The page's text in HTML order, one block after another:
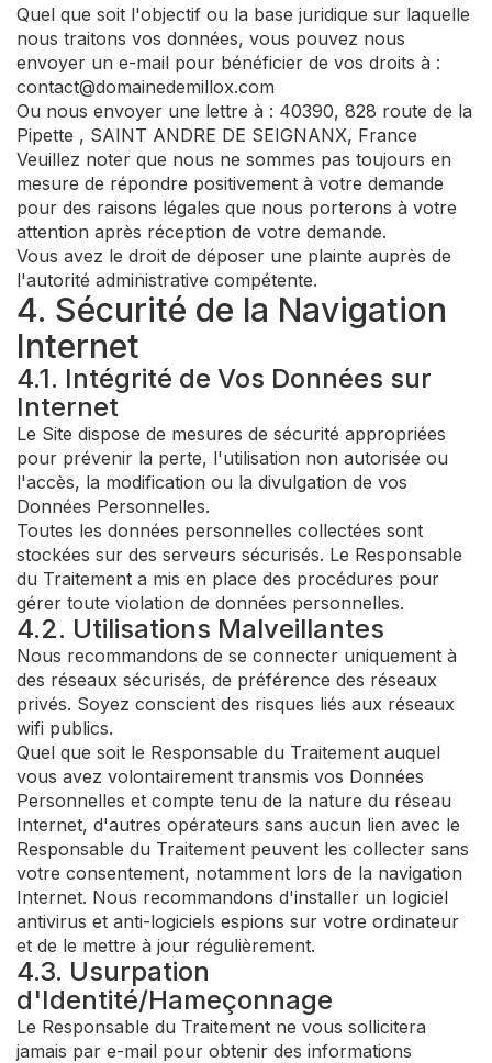
Quel que soit l'objectif ou la base juridique sur laquelle
nous traitons vos données, vous pouvez nous
envoyer un e-mail pour bénéficier de vos droits à :
contact@domainedemillox.com
Ou nous envoyer une lettre à : 40390, 828 route de la
Pipette , SAINT ANDRE DE SEIGNANX, France
Veuillez noter que nous ne sommes pas toujours en
mesure de répondre positivement à votre demande
pour des raisons légales que nous porterons à votre
attention après réception de votre demande.
Vous avez le droit de déposer une plainte auprès de
l'autorité administrative compétente.
4. Sécurité de la Navigation
Internet
4.1. Intégrité de Vos Données sur
Internet
Le Site dispose de mesures de sécurité appropriées
pour prévenir la perte, l'utilisation non autorisée ou
l'accès, la modification ou la divulgation de vos
Données Personnelles.
Toutes les données personnelles collectées sont
stockées sur des serveurs sécurisés. Le Responsable
du Traitement a mis en place des procédures pour
gérer toute violation de données personnelles.
4.2. Utilisations Malveillantes
Nous recommandons de se connecter uniquement à
des réseaux sécurisés, de préférence des réseaux
privés. Soyez conscient des risques liés aux réseaux
wifi publics.
Quel que soit le Responsable du Traitement auquel
vous avez volontairement transmis vos Données
Personnelles et compte tenu de la nature du réseau
Internet, d'autres opérateurs sans aucun lien avec le
Responsable du Traitement peuvent les collecter sans
votre consentement, notamment lors de la navigation
Internet. Nous recommandons d'installer un logiciel
antivirus et anti-logiciels espions sur votre ordinateur
et de le mettre à jour régulièrement.
4.3. Usurpation
d'Identité/Hameçonnage
Le Responsable du Traitement ne vous sollicitera
jamais par e-mail pour obtenir des informations